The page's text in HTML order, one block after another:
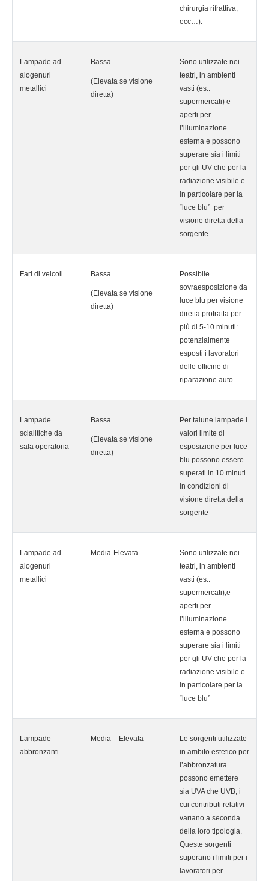
chirurgia rifrattiva,
ecc…).
Lampade ad
alogenuri
metallici
Bassa
(Elevata se visione
diretta)
Sono utilizzate nei
teatri, in ambienti
vasti (es.:
supermercati) e
aperti per
l’illuminazione
esterna e possono
superare sia i limiti
per gli UV che per la
radiazione visibile e
in particolare per la
“luce blu” per
visione diretta della
sorgente
Fari di veicoli Bassa
(Elevata se visione
diretta)
Possibile
sovraesposizione da
luce blu per visione
diretta protratta per
più di 5-10 minuti:
potenzialmente
esposti i lavoratori
delle officine di
riparazione auto
Lampade
scialitiche da
sala operatoria
Bassa
(Elevata se visione
diretta)
Per talune lampade i
valori limite di
esposizione per luce
blu possono essere
superati in 10 minuti
in condizioni di
visione diretta della
sorgente
Lampade ad
alogenuri
metallici
Media-Elevata
Sono utilizzate nei
teatri, in ambienti
vasti (es.:
supermercati),e
aperti per
l’illuminazione
esterna e possono
superare sia i limiti
per gli UV che per la
radiazione visibile e
in particolare per la
“luce blu”
Lampade
abbronzanti
Media – Elevata
Le sorgenti utilizzate
in ambito estetico per
l’abbronzatura
possono emettere
sia UVA che UVB, i
cui contributi relativi
variano a seconda
della loro tipologia.
Queste sorgenti
superano i limiti per i
lavoratori per